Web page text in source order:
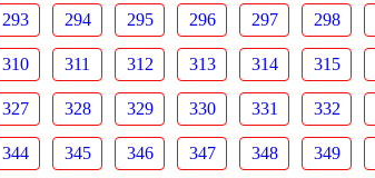
293 294 295 296 297 298
310 311 312 313 314 315
327 328 329 330 331 332
344 345 346 347 348 349